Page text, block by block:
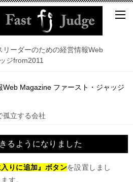
リーダーのための経営情報Web
ジfrom2011
Web Magazine ファースト・ジャッジ
孤立する会社
るようになりました
入りに追加』ボタンを設置しまし
す。